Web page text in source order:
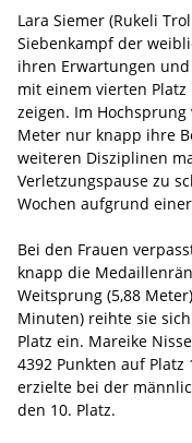
Lara Siemer (Rukeli
Siebenkampf der
ihren Erwartungen
mit einem vierten
zeigen. Im
Meter nur knapp ihre
weiteren Disziplinen
Verletzungspause zu
Wochen aufgrund
Bei den Frauen
knapp die
Weitsprung (5,88
Minuten) reihte sie
Platz ein. Mareike
4392 Punkten auf Platz
erzielte bei der
den 10. Platz.